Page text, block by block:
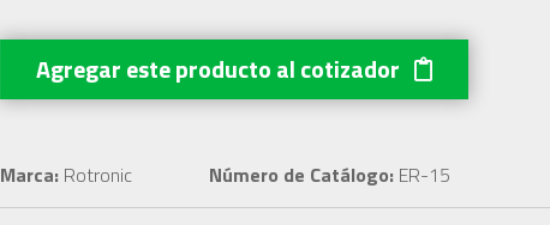
Agregar este productoal cotizador
Marca:Rotronic Número de Catálogo:ER-15